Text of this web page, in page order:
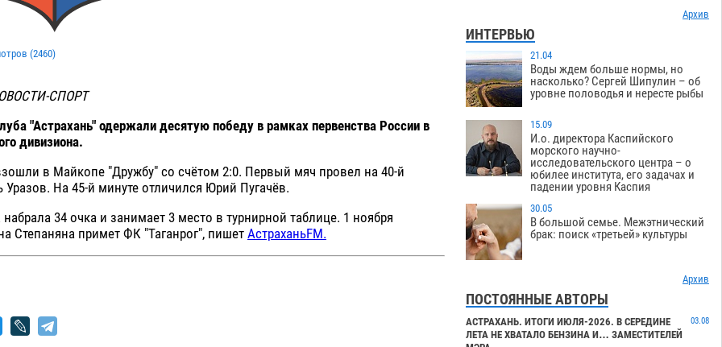
(2460)
СПОРТ
"Астрахань" одержали десятую победу в рамках первенства России в
дивизиона.
в Майкопе "Дружбу" со счётом 2:0. Первый мяч провел на 40-й
Уразов. На 45-й минуте отличился Юрий Пугачёв.
34 очка и занимает 3 место в турнирной таблице. 1 ноября
Степаняна примет ФК "Таганрог", пишет АстраханьFM.
Архив
ИНТЕРВЬЮ
21.04
Воды ждем больше нормы, но
насколько? Сергей Шипулин – об
уровне половодья и нересте рыбы
15.09
И.о. директора Каспийского
морского научно-
исследовательского центра – о
юбилее института, его задачах и
падении уровня Каспия
30.05
В большой семье. Межэтнический
брак: поиск «третьей» культуры
Архив
ПОСТОЯННЫЕ АВТОРЫ
АСТРАХАНЬ. ИТОГИ ИЮЛЯ-2026. В СЕРЕДИНЕ
ЛЕТА НЕ ХВАТАЛО БЕНЗИНА И… ЗАМЕСТИТЕЛЕЙ
03.08